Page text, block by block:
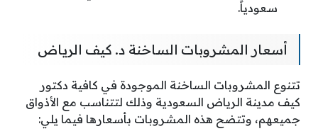
سعودياً.
أسعار المشروبات الساخنة د. كيف الرياض
تتنوع المشروبات الساخنة الموجودة في كافية دكتور
كيف مدينة الرياض السعودية وذلك لتتناسب مع الأذواق
جميعهم، وتتضح هذه المشروبات بأسعارها فيما يلي: